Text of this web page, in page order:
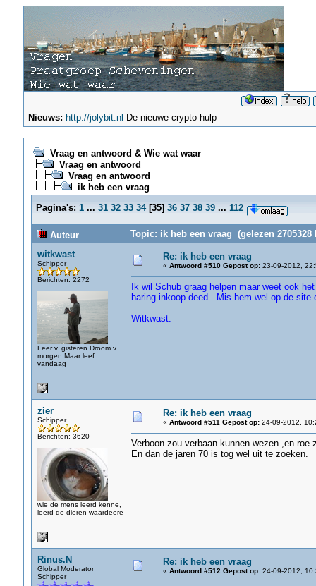
Nieuws: http://jolybit.nl De nieuwe crypto hulp
Vraag en antwoord & Wie wat waar
Vraag en antwoord
Vraag en antwoord
ik heb een vraag
Pagina's: 1 ... 31 32 33 34[35] 36 37 38 39 ... 112
Auteur
Topic: ik heb een vraag (gelezen 2705328
witkwast
Schipper
Berichten: 2272
Leer v. gisteren Droom v.
morgen Maar leef
vandaag
Re: ik heb een vraag
« Antwoord #510 Gepost op:23-09-2012,
Ik wil Schub graag helpen maar weet ook
haring inkoop deed. Mis hem wel op de site
Witkwast.
zier
Schipper
Berichten: 3620
wie de mens leerd kenne,
leerd de dieren waardeere
Re: ik heb een vraag
« Antwoord #511 Gepost op:24-09-2012,
Verboon zou verbaan kunnen wezen ,en roe
En dan de jaren 70 is tog wel uit te zoeken.
Rinus.N
Global Moderator
Schipper
Re: ik heb een vraag
« Antwoord #512 Gepost op:24-09-2012,